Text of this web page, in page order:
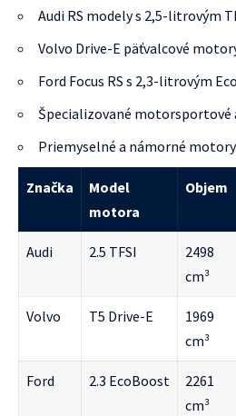
Audi RS modely s 2,5-litrovým
Volvo Drive-E päťvalcové
Ford Focus RS s 2,3-litrovým
Špecializované motorsportové
Priemyselné a námorné motory
Značka
Model
motora
Objem
Audi 2.5 TFSI
2498
cm³
Volvo T5 Drive-E
1969
cm³
Ford 2.3 EcoBoost
2261
cm³